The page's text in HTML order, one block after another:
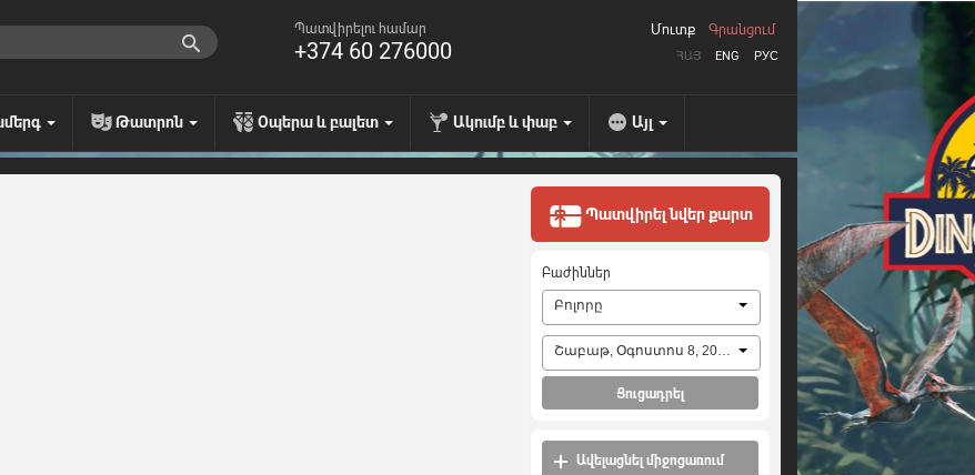
Պատվիրելու համար
+374 60 276000 ՀԱՅ ENG РУС
Մուտք Գրանցում
Թատրոն Օպերա և բալետ Ակումբ և փաբ Այլ
Պատվիրել նվեր քարտ
Բաժիններ
Բոլորը
Շաբաթ, Օգոստոս 8, 2026
Ցուցադրել
Ավելացնել միջոցառում